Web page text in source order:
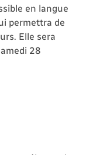
en langue
permettra de
Elle sera
28